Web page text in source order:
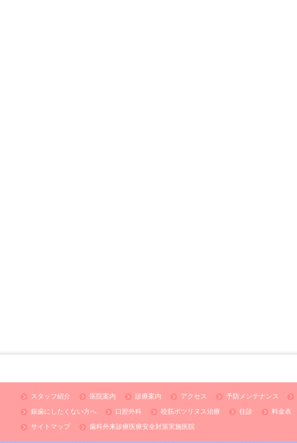
スタッフ紹介 医院案内 診療案内 アクセス 予防メンテナンス
銀歯にしたくない方へ
口腔外科 咬筋ボツリヌス治療 往診 料金表
サイトマップ
歯科外来診療医療安全対策実施医院